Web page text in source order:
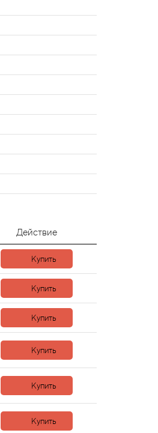
Действие
Купить
Купить
Купить
Купить
Купить
Купить